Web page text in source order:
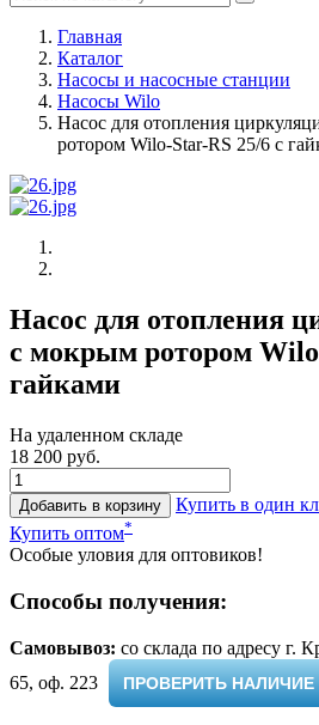
Главная
Каталог
Насосы и насосные станции
Насосы Wilo
Насос для отопления
ротором Wilo-Star-RS 25/6 с
Насос для отопления
с мокрым ротором
гайками
На удаленном складе
18 200 руб.
Добавить в корзину
Купить в один
Купить оптом*
Особые уловия для оптовиков!
Способы получения:
Самовывоз: cо склада по адресу г.
65, оф. 223 ​
ПРОВЕРИТЬ НАЛИЧИЕ